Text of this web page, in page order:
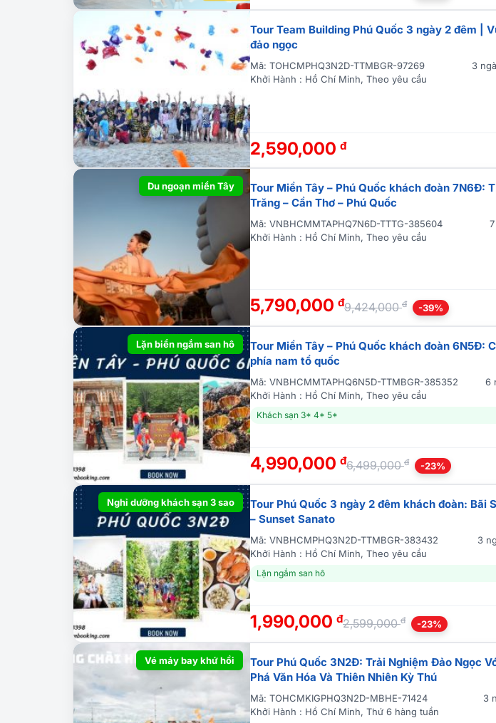
Tour Team Building Phú Quốc 3 ngày 2 đêm |
đảo ngọc
Mã: TOHCMPHQ3N2D-TTMBGR-97269
3
Khởi Hành : Hồ Chí Minh, Theo yêu cầu
2,590,000 đ
Du ngoạn miền Tây
Tour Miền Tây – Phú Quốc khách đoàn 7N6Đ:
Trăng – Cần Thơ – Phú Quốc
Mã: VNBHCMMTAPHQ7N6D-TTTG-385604
Khởi Hành : Hồ Chí Minh, Theo yêu cầu
5,790,000 đ9,424,000đ -39%
Lặn biển ngắm san hô
Tour Miền Tây – Phú Quốc khách đoàn 6N5Đ:
phía nam tổ quốc
Mã: VNBHCMMTAPHQ6N5D-TTMBGR-385352
6
Khởi Hành : Hồ Chí Minh, Theo yêu cầu
Khách sạn 3* 4* 5*
4,990,000 đ6,499,000đ -23%
Nghỉ dưỡng khách sạn 3 sao
Tour Phú Quốc 3 ngày 2 đêm khách đoàn: Bãi
– Sunset Sanato
Mã: VNBHCMPHQ3N2D-TTMBGR-383432
3
Khởi Hành : Hồ Chí Minh, Theo yêu cầu
Lặn ngắm san hô
1,990,000 đ2,599,000đ -23%
Vé máy bay khứ hồi
Tour Phú Quốc 3N2Đ: Trải Nghiệm Đảo Ngọc
Phá Văn Hóa Và Thiên Nhiên Kỳ Thú
Mã: TOHCMKIGPHQ3N2D-MBHE-71424
3
Khởi Hành : Hồ Chí Minh, Thứ 6 hàng tuần